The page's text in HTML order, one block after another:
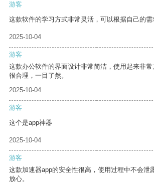
游客
这款软件的学习方式非常灵活，可以根据自己的需
2025-10-04
游客
这款办公软件的界面设计非常简洁，使用起来非
很合理，一目了然。
2025-10-04
游客
这个是app神器
2025-10-04
游客
这款加速器app的安全性很高，使用过程中不会泄
放心。